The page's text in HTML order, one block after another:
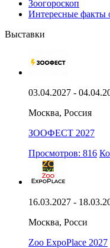
Зоогороскоп
Интересные факты
Выставки
03.04.2027 -
Москва, Россия
ЗООФЕСТ 2027
Просмотров: 816
16.03.2027 -
Москва, Росси
Zoo ExpoPlace 2027